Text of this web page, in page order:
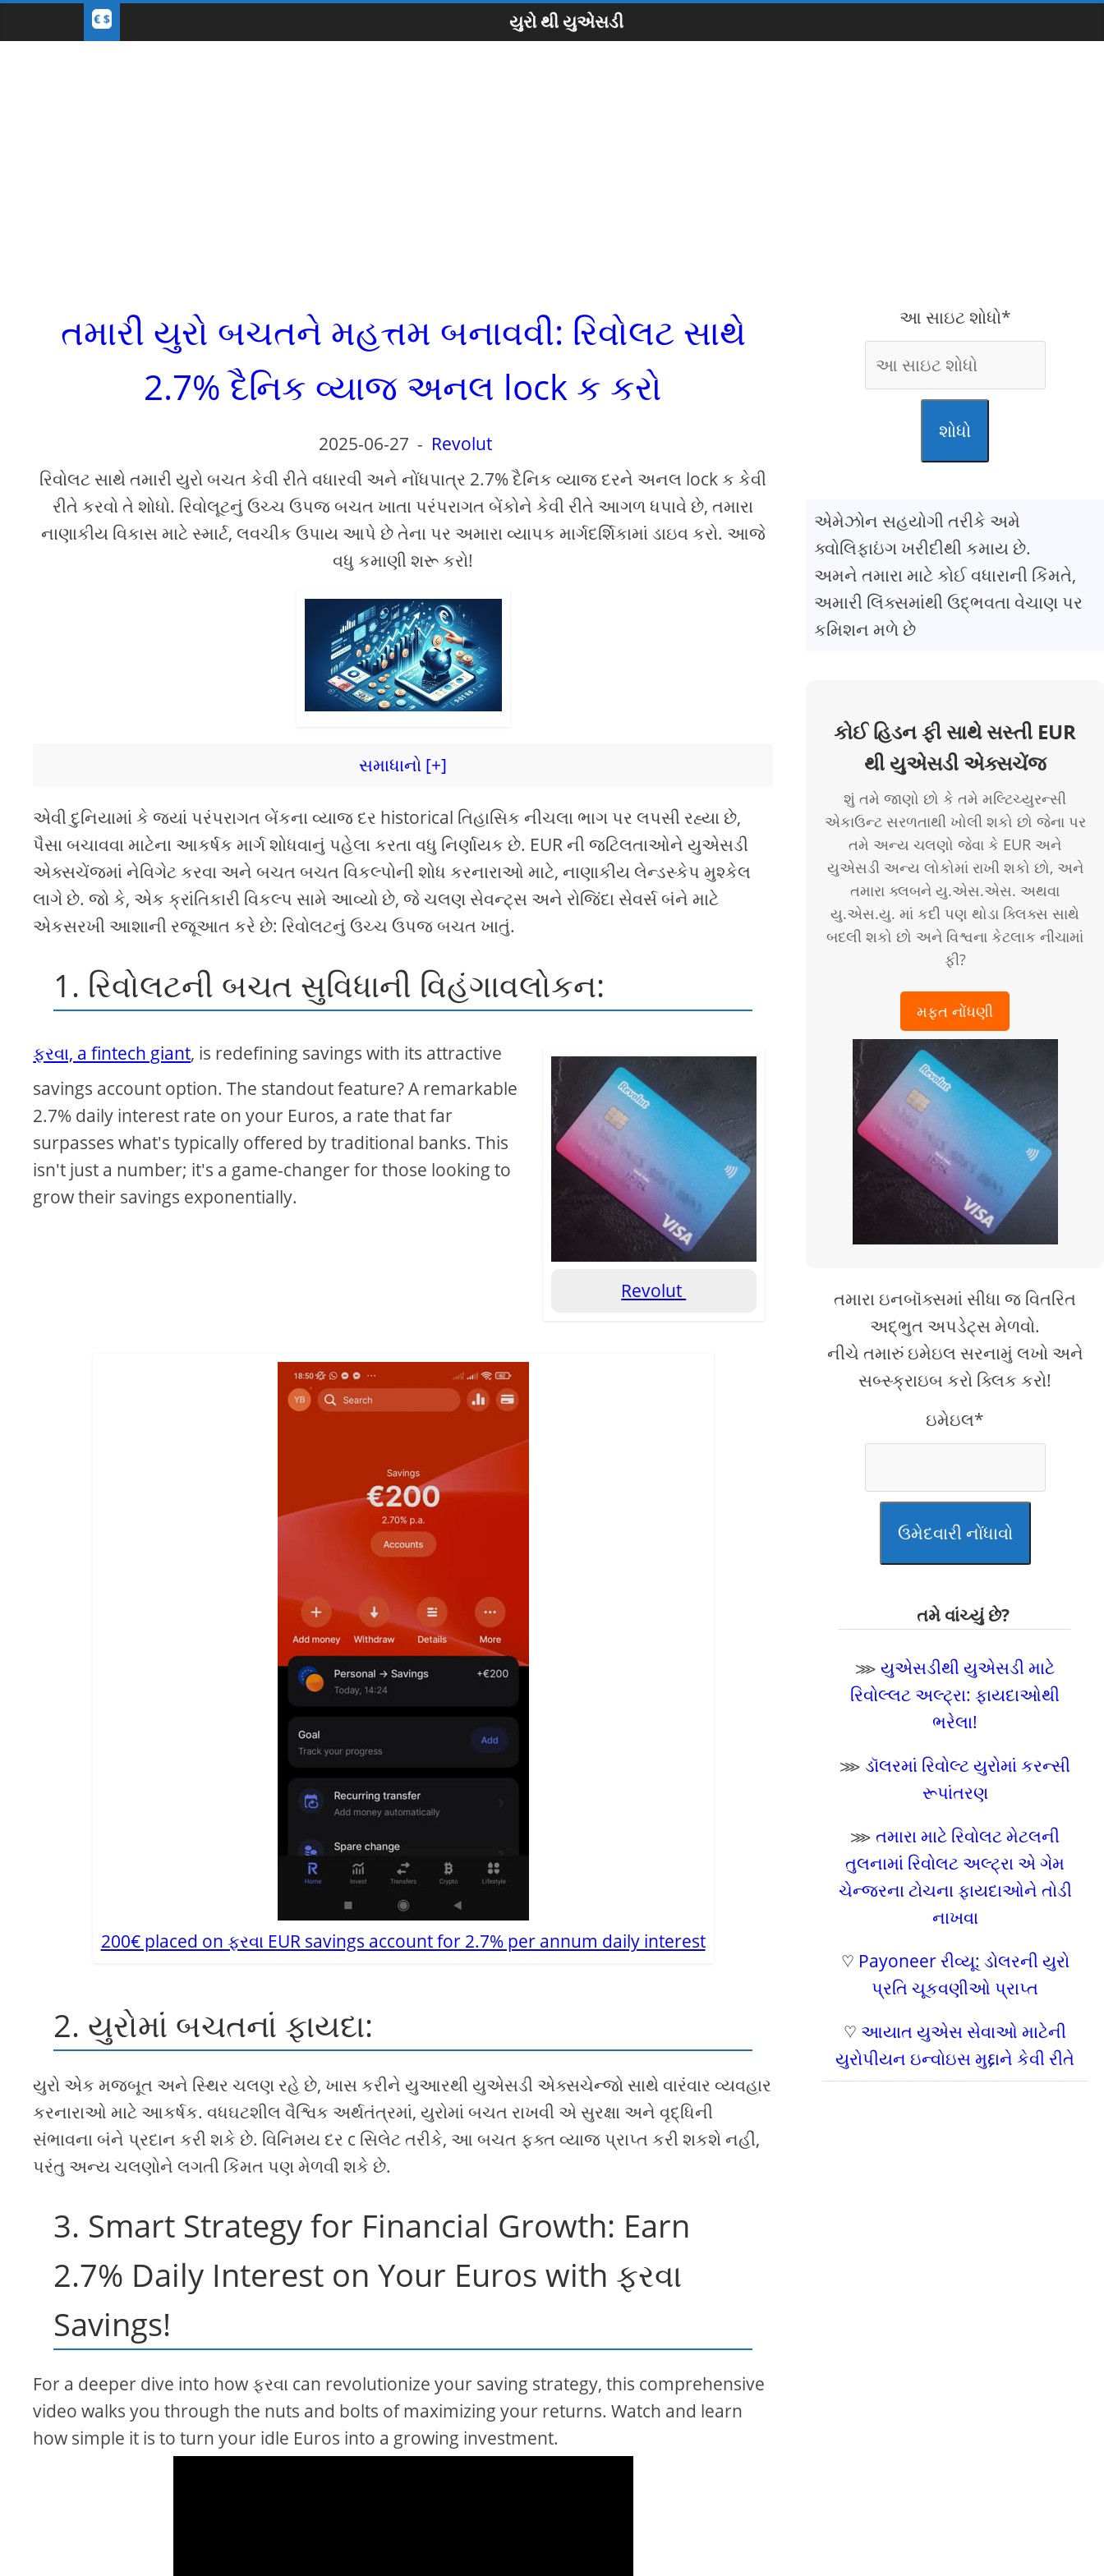
યુરો થી યુએસડી
તમારી યુરો બચતને મહત્તમ બનાવવી: રિવોલટ સાથે
2.7% દૈનિક વ્યાજ અનલ lock ક કરો
2025-06-27 - Revolut
રિવોલટ સાથે તમારી યુરો બચત કેવી રીતે વધારવી અને નોંધપાત્ર 2.7% દૈનિક વ્યાજ દરને અનલ lock ક કેવી
રીતે કરવો તે શોધો. રિવોલૂટનું ઉચ્ચ ઉપજ બચત ખાતા પરંપરાગત બેંકોને કેવી રીતે આગળ ધપાવે છે, તમારા
નાણાકીય વિકાસ માટે સ્માર્ટ, લવચીક ઉપાય આપે છે તેના પર અમારા વ્યાપક માર્ગદર્શિકામાં ડાઇવ કરો. આજે
વધુ કમાણી શરૂ કરો!
સમાધાનો [+]
એવી દુનિયામાં કે જ્યાં પરંપરાગત બેંકના વ્યાજ દર historical તિહાસિક નીચલા ભાગ પર લપસી રહ્યા છે,
પૈસા બચાવવા માટેના આકર્ષક માર્ગ શોધવાનું પહેલા કરતા વધુ નિર્ણાયક છે. EUR ની જટિલતાઓને યુએસડી
એક્સચેંજમાં નેવિગેટ કરવા અને બચત બચત વિકલ્પોની શોધ કરનારાઓ માટે, નાણાકીય લેન્ડસ્કેપ મુશ્કેલ
લાગે છે. જો કે, એક ક્રાંતિકારી વિકલ્પ સામે આવ્યો છે, જે ચલણ સેવન્ટ્સ અને રોજિંદા સેવર્સ બંને માટે
એકસરખી આશાની રજૂઆત કરે છે: રિવોલટનું ઉચ્ચ ઉપજ બચત ખાતું.
1. રિવોલટની બચત સુવિધાની વિહંગાવલોકન:
Revolut
ફરવા, a fintech giant, is redefining savings with its attractive
savings account option. The standout feature? A remarkable
2.7% daily interest rate on your Euros, a rate that far
surpasses what's typically offered by traditional banks. This
isn't just a number; it's a game-changer for those looking to
grow their savings exponentially.
200€ placed on ફરવા EUR savings account for 2.7% per annum daily interest
2. યુરોમાં બચતનાં ફાયદા:
યુરો એક મજબૂત અને સ્થિર ચલણ રહે છે, ખાસ કરીને યુઆરથી યુએસડી એક્સચેન્જો સાથે વારંવાર વ્યવહાર
કરનારાઓ માટે આકર્ષક. વધઘટશીલ વૈશ્વિક અર્થતંત્રમાં, યુરોમાં બચત રાખવી એ સુરક્ષા અને વૃદ્ધિની
સંભાવના બંને પ્રદાન કરી શકે છે. વિનિમય દર c સિલેટ તરીકે, આ બચત ફક્ત વ્યાજ પ્રાપ્ત કરી શકશે નહીં,
પરંતુ અન્ય ચલણોને લગતી કિંમત પણ મેળવી શકે છે.
3. Smart Strategy for Financial Growth: Earn
2.7% Daily Interest on Your Euros with ફરવા
Savings!
For a deeper dive into how ફરવા can revolutionize your saving strategy, this comprehensive
video walks you through the nuts and bolts of maximizing your returns. Watch and learn
how simple it is to turn your idle Euros into a growing investment.
આ સાઇટ શોધો*
શોધો
એમેઝોન સહયોગી તરીકે અમે
ક્વોલિફાઇંગ ખરીદીથી કમાય છે.
અમને તમારા માટે કોઈ વધારાની કિંમતે,
અમારી લિંક્સમાંથી ઉદ્ભવતા વેચાણ પર
કમિશન મળે છે
કોઈ હિડન ફી સાથે સસ્તી EUR
થી યુએસડી એક્સચેંજ
શું તમે જાણો છો કે તમે મલ્ટિચ્યુરન્સી
એકાઉન્ટ સરળતાથી ખોલી શકો છો જેના પર
તમે અન્ય ચલણો જેવા કે EUR અને
યુએસડી અન્ય લોકોમાં રાખી શકો છો, અને
તમારા ક્લબને યુ.એસ.એસ. અથવા
યુ.એસ.યુ. માં કદી પણ થોડા ક્લિક્સ સાથે
બદલી શકો છો અને વિશ્વના કેટલાક નીચામાં
ફી?
મફત નોંધણી
તમારા ઇનબૉક્સમાં સીધા જ વિતરિત
અદ્ભુત અપડેટ્સ મેળવો.
નીચે તમારું ઇમેઇલ સરનામું લખો અને
સબ્સ્ક્રાઇબ કરો ક્લિક કરો!
ઇમેઇલ*
ઉમેદવારી નોંધાવો
તમે વાંચ્યું છે?
⋙યુએસડીથી યુએસડી માટે
રિવોલ્લટ અલ્ટ્રા: ફાયદાઓથી
ભરેલા!
⋙ડૉલરમાં રિવોલ્ટ યુરોમાં કરન્સી
રૂપાંતરણ
⋙તમારા માટે રિવોલટ મેટલની
તુલનામાં રિવોલટ અલ્ટ્રા એ ગેમ
ચેન્જરના ટોચના ફાયદાઓને તોડી
નાખવા
♡ Payoneer રીવ્યૂ: ડોલરની યુરો
પ્રતિ ચૂકવણીઓ પ્રાપ્ત
♡ આયાત યુએસ સેવાઓ માટેની
યુરોપીયન ઇન્વોઇસ મુદ્દાને કેવી રીતે